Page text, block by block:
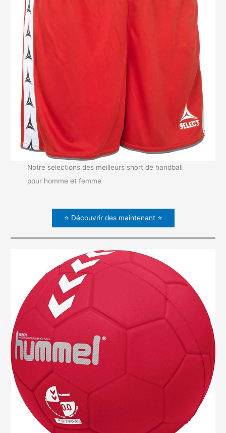
Notre selections des meilleurs short de handball
pour homme et femme
⭐ Découvrir des maintenant ⭐